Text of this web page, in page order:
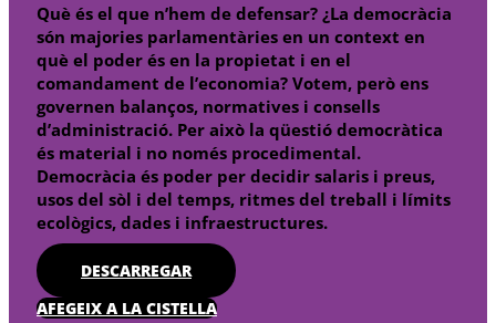
Què és el que n’hem de defensar? ¿La democràcia
són majories parlamentàries en un context en
què el poder és en la propietat i en el
comandament de l’economia? Votem, però ens
governen balanços, normatives i consells
d’administració. Per això la qüestió democràtica
és material i no només procedimental.
Democràcia és poder per decidir salaris i preus,
usos del sòl i del temps, ritmes del treball i límits
ecològics, dades i infraestructures.
DESCARREGAR
AFEGEIX A LA CISTELLA